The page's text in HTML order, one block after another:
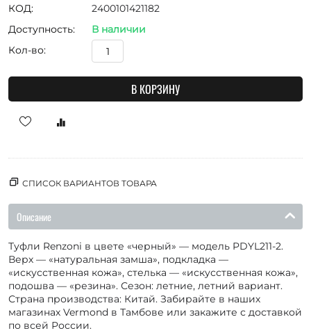
КОД:
2400101421182
Доступность:
В наличии
Кол-во:
В КОРЗИНУ
СПИСОК ВАРИАНТОВ ТОВАРА
Описание
Туфли Renzoni в цвете «черный» — модель PDYL211-2.
Верх — «натуральная замша», подкладка —
«искусственная кожа», стелька — «искусственная кожа»,
подошва — «резина». Сезон: летние, летний вариант.
Страна производства: Китай. Забирайте в наших
магазинах Vermond в Тамбове или закажите с доставкой
по всей России.